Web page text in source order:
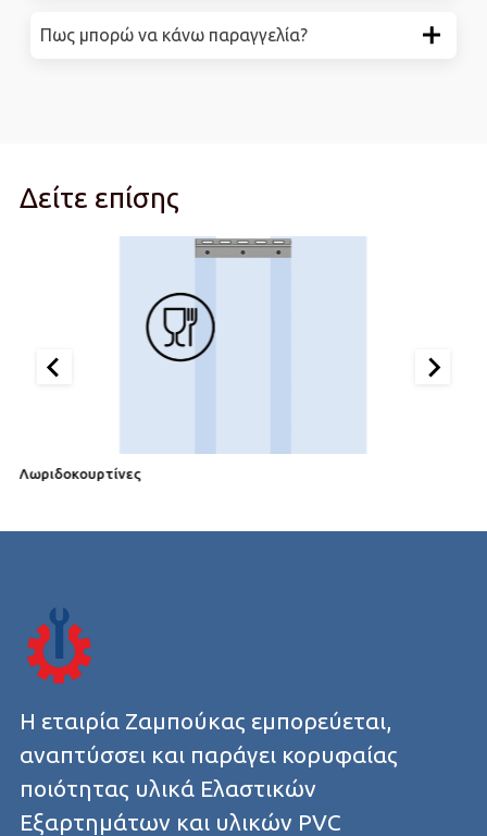
Πως μπορώ να κάνω παραγγελία?
Δείτε επίσης
Λωριδοκουρτίνες
Η εταιρία Ζαμπούκας εμπορεύεται,
αναπτύσσει και παράγει κορυφαίας
ποιότητας υλικά Ελαστικών
Εξαρτημάτων και υλικών PVC